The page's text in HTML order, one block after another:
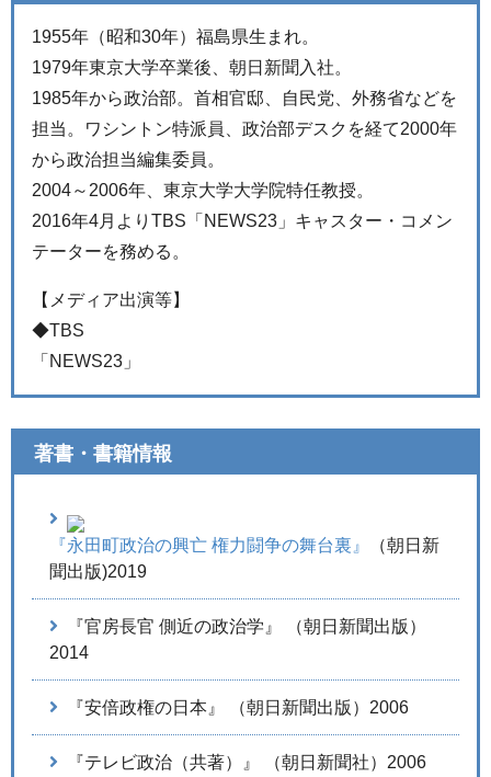
1955年（昭和30年）福島県生まれ。
1979年東京大学卒業後、朝日新聞入社。
1985年から政治部。首相官邸、自民党、外務省などを
担当。ワシントン特派員、政治部デスクを経て2000年
から政治担当編集委員。
2004～2006年、東京大学大学院特任教授。
2016年4月よりTBS「NEWS23」キャスター・コメン
テーターを務める。
【メディア出演等】
◆TBS
「NEWS23」
著書・書籍情報
『永田町政治の興亡 権力闘争の舞台裏』
（朝日新
聞出版)2019
『官房長官 側近の政治学』 （朝日新聞出版）
2014
『安倍政権の日本』 （朝日新聞出版）2006
『テレビ政治（共著）』 （朝日新聞社）2006